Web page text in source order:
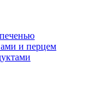
и перцем